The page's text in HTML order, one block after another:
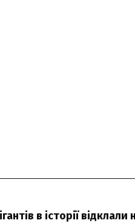
в історії відклали